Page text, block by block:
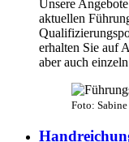
Unsere
aktuellen
erhalten Sie auf
aber auch
Foto: